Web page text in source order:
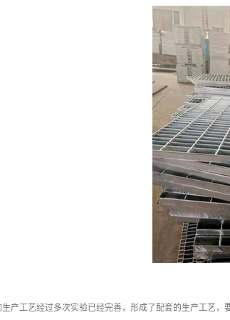
产工艺经过多次实验已经完善，形成了配套的生产工艺